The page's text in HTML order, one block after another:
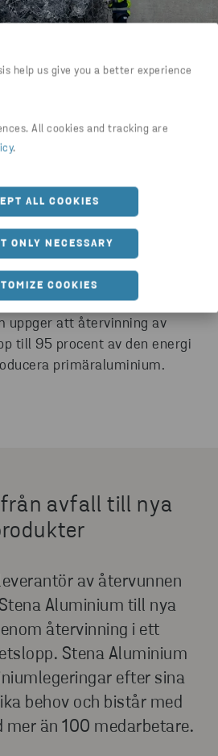
help us give you a better experience
All cookies and tracking are
.
ALL COOKIES
ONLY NECESSARY
COOKIES
Institute gör
det idealiskt
– hela 75 procent av allt
har producerats är
Branschorganisationen
uppger att återvinning av
till 95 procent av den energi
primäraluminium.
från avfall till nya
av återvunnen
Aluminium till nya
återvinning i ett
Stena Aluminium
efter sina
behov och bistår med
mer än 100 medarbetare.